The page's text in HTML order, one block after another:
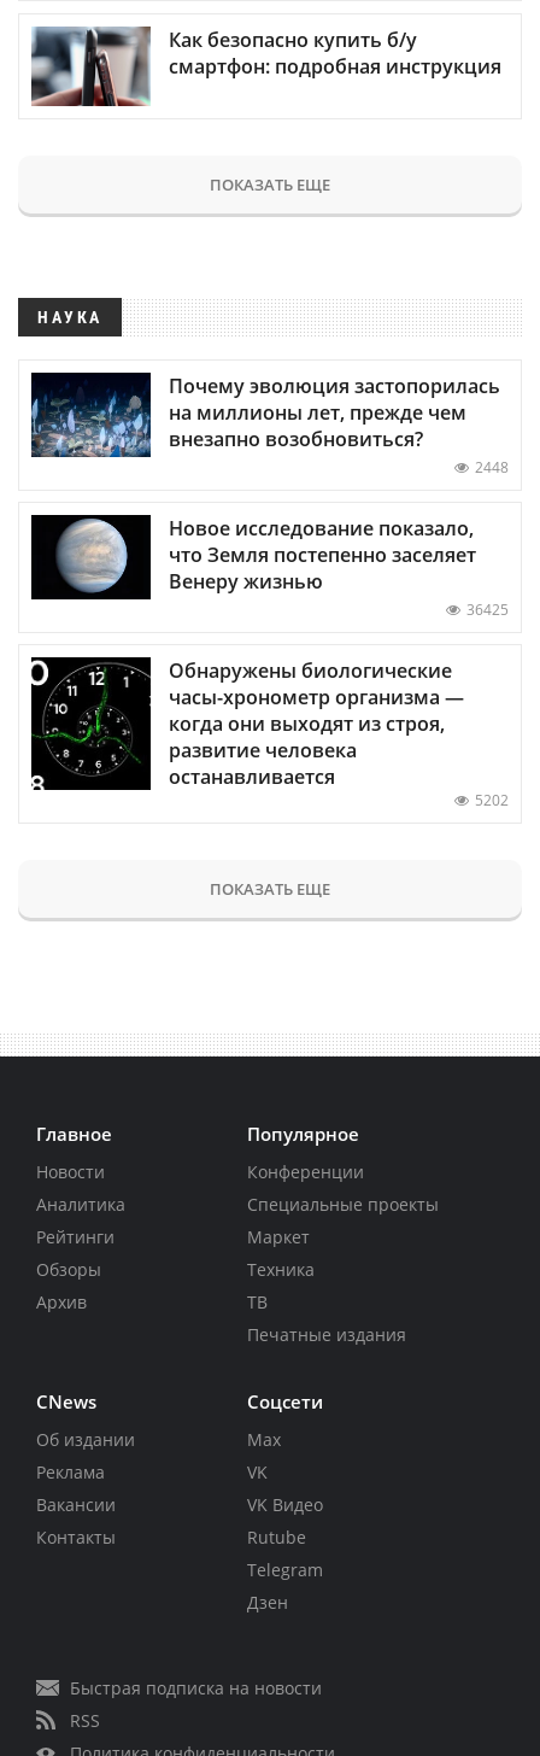
Как безопасно купить б/у
смартфон: подробная инструкция
ПОКАЗАТЬ ЕЩЕ
НАУКА
Почему эволюция застопорилась
на миллионы лет, прежде чем
внезапно возобновиться?
2448
Новое исследование показало,
что Земля постепенно заселяет
Венеру жизнью
36425
Обнаружены биологические
часы-хронометр организма —
когда они выходят из строя,
развитие человека
останавливается
5202
ПОКАЗАТЬ ЕЩЕ
Главное
Новости
Аналитика
Рейтинги
Обзоры
Архив
Популярное
Конференции
Специальные проекты
Маркет
Техника
ТВ
Печатные издания
CNews
Об издании
Реклама
Вакансии
Контакты
Соцсети
Max
VK
VK Видео
Rutube
Telegram
Дзен
Быстрая подписка на новости
RSS